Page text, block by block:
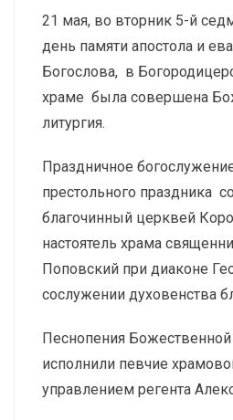
21 мая, во вторник 5-й
день памяти апостола и
Богослова, в
храме была совершена
литургия.
Праздничное
престольного праздника
благочинный церквей
настоятель храма
Поповский при диаконе
сослужении духовенства
Песнопения Божественной
исполнили певчие
управлением регента